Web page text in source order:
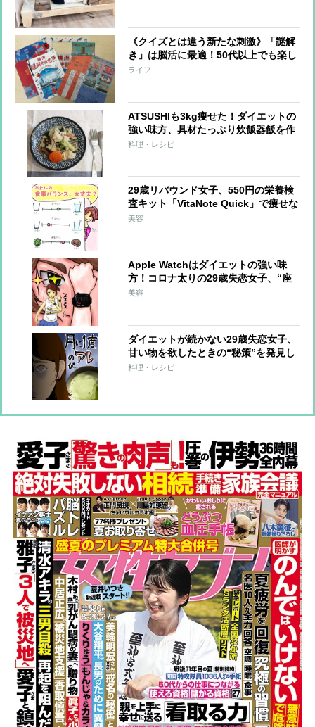
《クイズとは違う新たな刺激》「謎解
き」は脳活に最適！50代以上でも楽し
める「自宅で謎解き」「謎解き街歩
ライフ
ATSUSHIも3kg痩せた！ダイエットの
強い味方、具材たっぷり炊飯器飯を作
ってみた
料理・レシピ
29歳リバウンド女子、550円の栄養検
査キット「VitaNote Quick」で痩せな
い理由が!?【おデブライターの減量
美容
Apple Watchはダイエットの強い味
方！コロナ太りの29歳失恋女子、“座
りすぎ生活”にタメ息【おデブライタ
美容
ダイエットが続かない29歳失恋女子、
甘い物を欲したときの“秘策”を発見し
再起!?【おデブライターの減量記】
料理・レシピ